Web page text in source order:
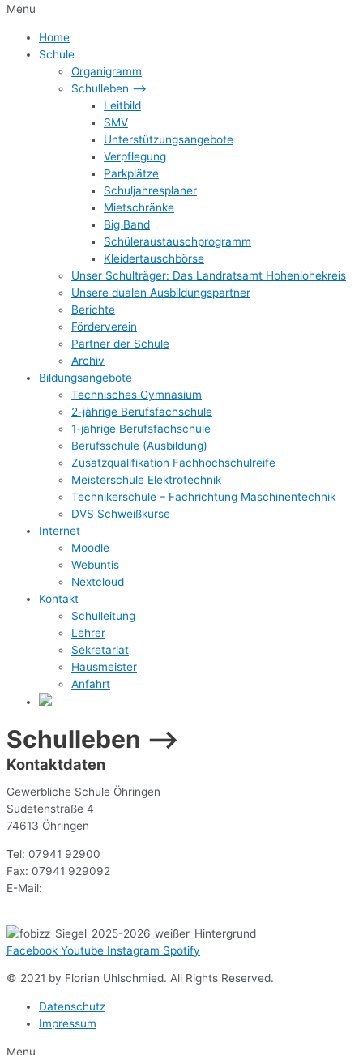
Menu
Home
Schule
Organigramm
Schulleben –>
Leitbild
SMV
Unterstützungsangebote
Verpflegung
Parkplätze
Schuljahresplaner
Mietschränke
Big Band
Schüleraustauschprogramm
Kleidertauschbörse
Unser Schulträger: Das Landratsamt Hohenlohekreis
Unsere dualen Ausbildungspartner
Berichte
Förderverein
Partner der Schule
Archiv
Bildungsangebote
Technisches Gymnasium
2-jährige Berufsfachschule
1-jährige Berufsfachschule
Berufsschule (Ausbildung)
Zusatzqualifikation Fachhochschulreife
Meisterschule Elektrotechnik
Technikerschule – Fachrichtung Maschinentechnik
DVS Schweißkurse
Internet
Moodle
Webuntis
Nextcloud
Kontakt
Schulleitung
Lehrer
Sekretariat
Hausmeister
Anfahrt
Schulleben –>
Kontaktdaten
Gewerbliche Schule Öhringen
Sudetenstraße 4
74613 Öhringen
Tel: 07941 92900
Fax: 07941 929092
E-Mail:
Facebook Youtube Instagram Spotify
© 2021 by Florian Uhlschmied. All Rights Reserved.
Datenschutz
Impressum
Menu